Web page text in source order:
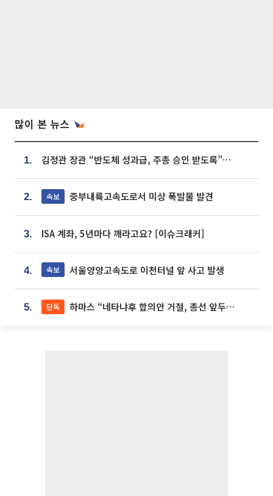
많이 본 뉴스
1. 김정관 장관 “반도체 성과급, 주총 승인 받도록”…상법·자본시장법 개정 시사
2. 속보 중부내륙고속도로서 미상 폭발물 발견
3. ISA 계좌, 5년마다 깨라고요? [이슈크래커]
4. 속보 서울양양고속도로 이천터널 앞 사고 발생
5. 단독 하마스 “네타냐후 합의안 거절, 총선 앞두고 시간 끌기”